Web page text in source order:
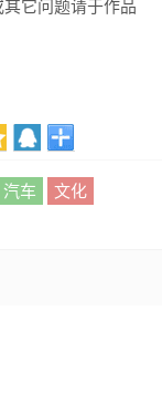
它问题请于作品
汽车
文化